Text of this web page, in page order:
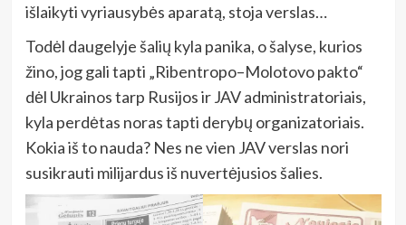
išlaikyti vyriausybės aparatą, stoja verslas…
Todėl daugelyje šalių kyla panika, o šalyse, kurios
žino, jog gali tapti „Ribentropo–Molotovo pakto“
dėl Ukrainos tarp Rusijos ir JAV administratoriais,
kyla perdėtas noras tapti derybų organizatoriais.
Kokia iš to nauda? Nes ne vien JAV verslas nori
susikrauti milijardus iš nuvertėjusios šalies.